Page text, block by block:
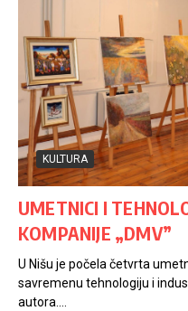
KULTURA
UMETNICI I
KOMPANIJE „DMV”
U Nišu je počela četvrta
savremenu tehnologiju i
autora....